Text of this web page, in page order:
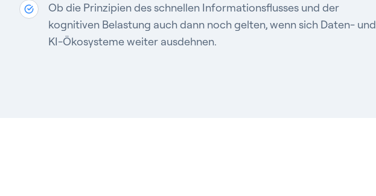
Ob die Prinzipien des schnellen Informationsflusses und der
kognitiven Belastung auch dann noch gelten, wenn sich Daten- und
KI-Ökosysteme weiter ausdehnen.